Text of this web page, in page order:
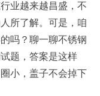
业越来越昌盛，不
所了解。可是，咱
吗？聊一聊不锈钢
题，答案是这样
小，盖子不会掉下